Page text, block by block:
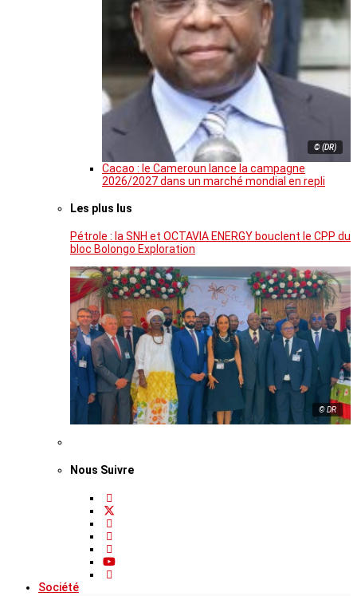
© (DR)
Cacao : le Cameroun lance la campagne
2026/2027 dans un marché mondial en repli
Les plus lus
Pétrole : la SNH et OCTAVIA ENERGY bouclent le CPP du
bloc Bolongo Exploration
© DR
Nous Suivre
Société